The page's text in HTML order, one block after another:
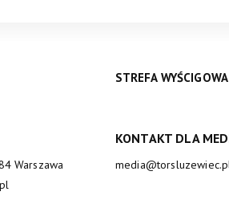
STREFA WYŚCIGOWA
Warszawa
KONTAKT DLA